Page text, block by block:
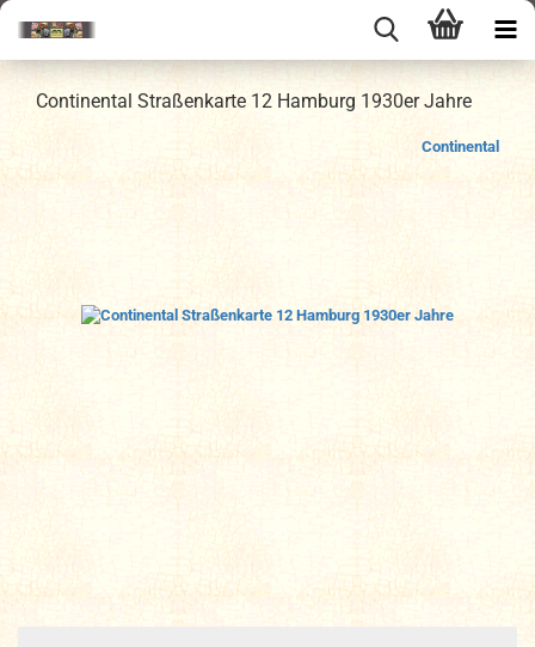
Continental Straßenkarte 12 Hamburg 1930er Jahre
Continental